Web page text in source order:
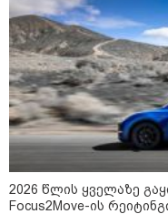
2026 წლის ყველაზე
Focus2Move-ის